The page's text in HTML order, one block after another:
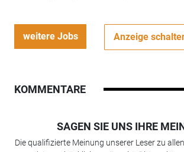
weitere Jobs Anzeige
KOMMENTARE
SAGEN SIE UNS IHRE
Die qualifizierte Meinung unserer Leser zu